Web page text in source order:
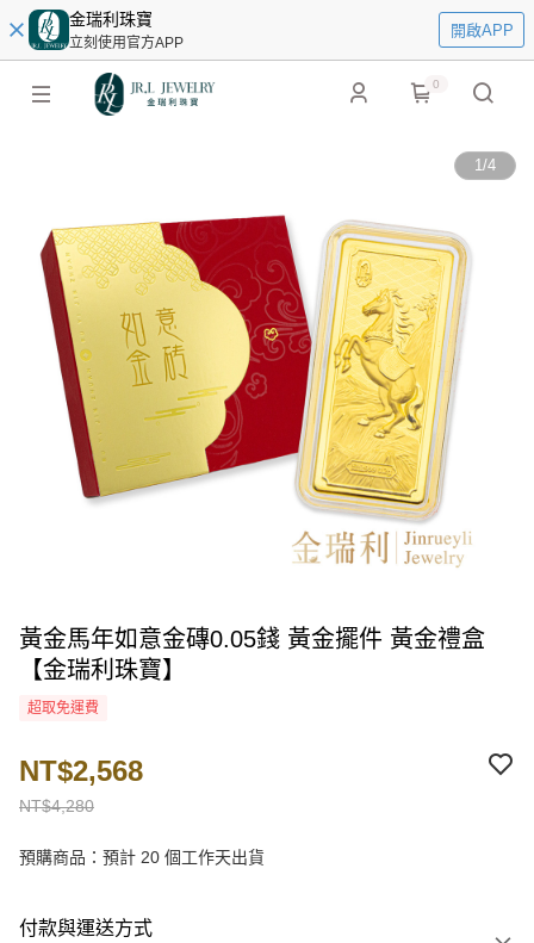
金瑞利珠寶
立刻使用官方APP
開啟APP
0
1/4
黃金馬年如意金磚0.05錢 黃金擺件 黃金禮盒
【金瑞利珠寶】
超取免運費
NT$4,280
NT$2,568
預購商品：預計 20 個工作天出貨
付款與運送方式